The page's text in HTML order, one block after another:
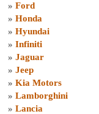
» Ford
» Honda
» Hyundai
» Infiniti
» Jaguar
» Jeep
» Kia Motors
» Lamborghini
» Lancia